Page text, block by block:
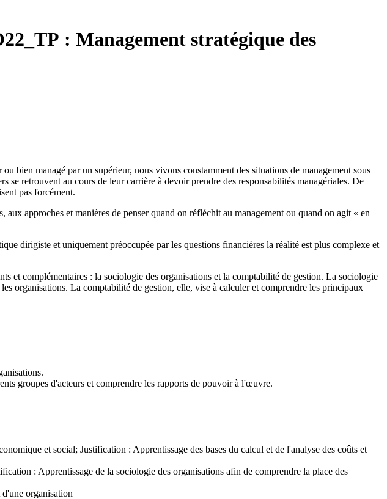
: Management stratégique des
bien managé par un supérieur, nous vivons constamment des situations de management sous
se retrouvent au cours de leur carrière à devoir prendre des responsabilités managériales. De
pas forcément.
approches et manières de penser quand on réfléchit au management ou quand on agit « en
dirigiste et uniquement préoccupée par les questions financières la réalité est plus complexe et
et complémentaires : la sociologie des organisations et la comptabilité de gestion. La sociologie
organisations. La comptabilité de gestion, elle, vise à calculer et comprendre les principaux
groupes d'acteurs et comprendre les rapports de pouvoir à l'œuvre.
et social; Justification : Apprentissage des bases du calcul et de l'analyse des coûts et
: Apprentissage de la sociologie des organisations afin de comprendre la place des
organisation